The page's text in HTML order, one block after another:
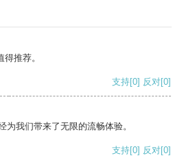
推荐。
支持[0] 反对[0]
我们带来了无限的流畅体验。
支持[0] 反对[0]